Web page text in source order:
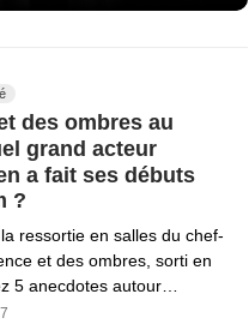
des ombres au
grand acteur
a fait ses débuts
?
ressortie en salles du chef-
et des ombres, sorti en
5 anecdotes autour…